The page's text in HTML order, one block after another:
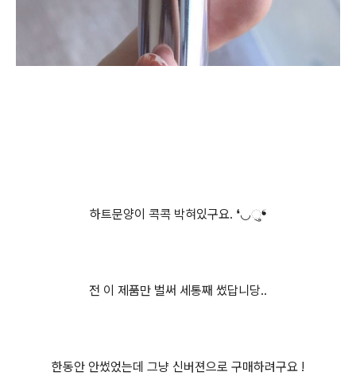
하트문양이 콕콕 박혀있구요. ❛◡ુ❛
전 이 제품만 벌써 세통째 썼답니당..
한동안 안썼었는데 그냥 신버젼으로 구매하려구요 !